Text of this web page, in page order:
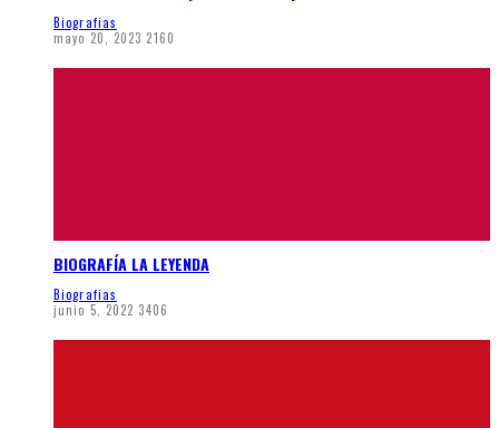
Biografias
mayo 20, 2023 2160
BIOGRAFÍA LA LEYENDA
Biografias
junio 5, 2022 3406